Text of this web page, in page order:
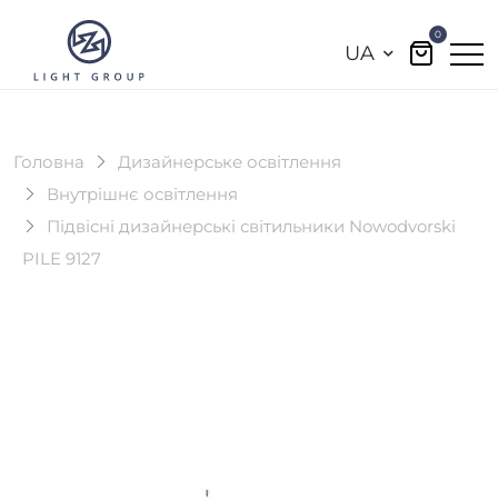
UA
0
Головна
Дизайнерське освітлення
Внутрішнє освітлення
Підвісні дизайнерські світильники Nowodvorski
PILE 9127